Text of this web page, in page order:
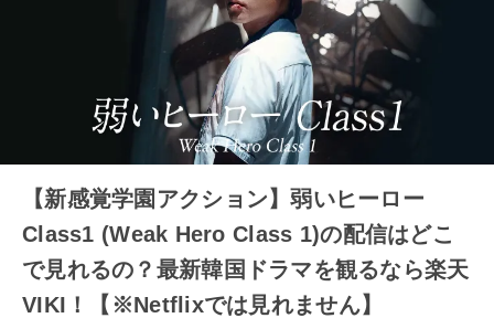
【新感覚学園アクション】弱いヒーロー
Class1 (Weak Hero Class 1)の配信はどこ
で見れるの？最新韓国ドラマを観るなら楽天
VIKI！【※Netflixでは見れません】